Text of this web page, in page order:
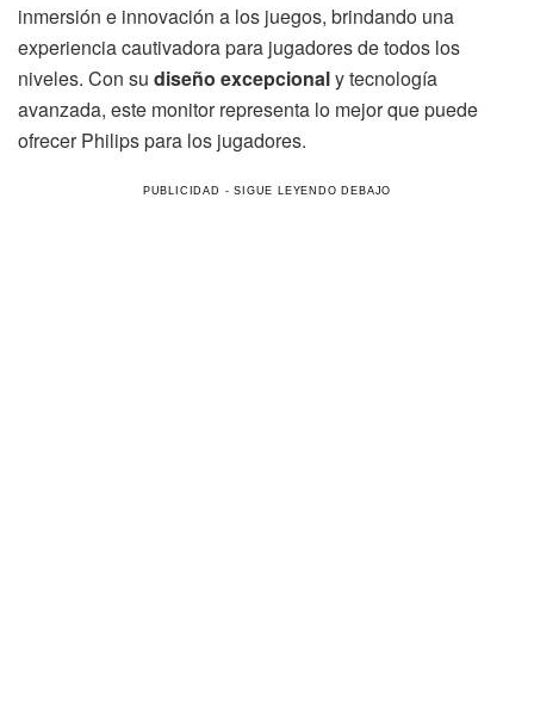
inmersión e innovación a los juegos, brindando una
experiencia cautivadora para jugadores de todos los
niveles. Con su diseño excepcionaly tecnología
avanzada, este monitor representa lo mejor que puede
ofrecer Philips para los jugadores.